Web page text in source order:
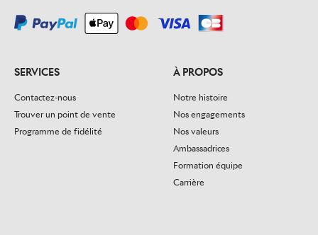
SERVICES
Contactez-nous
Trouver un point de vente
Programme de fidélité
À PROPOS
Notre histoire
Nos engagements
Nos valeurs
Ambassadrices
Formation équipe
Carrière